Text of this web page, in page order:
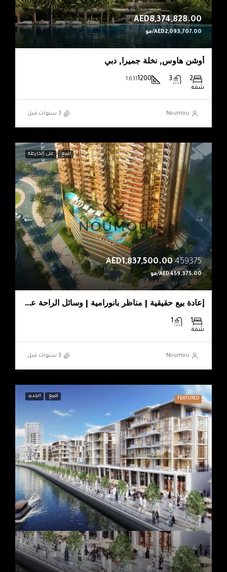
AED8,374,828.00
AED2,093,707.00/مو
أوشن هاوس, نخلة جميرا, دبي
2
3
1200
1,631
شقة
Noumou
للبيع على الخارطة
459375
AED1,837,500.00
AED459,375.00/مو
إعادة بيع حقيقية | مناظر بانورامية | وسائل الراحة على طراز المنتجع
1
1
شقة
Noumou
FEATURED للبيع الجديد